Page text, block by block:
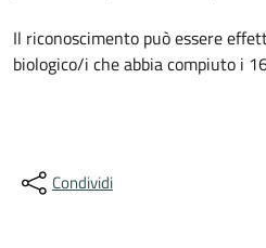
Il riconoscimento può essere
biologico/i che abbia compiuto i
Condividi